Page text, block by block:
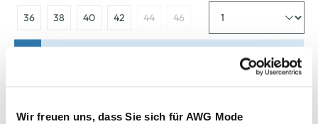
Wir freuen uns, dass Sie sich für AWG Mode
36 38 40 42 44 46